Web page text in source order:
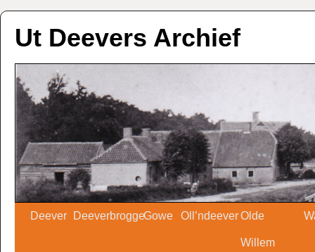
Ut Deevers Archief
Deever DeeverbroggeGowe Oll’ndeeverOlde
Willem